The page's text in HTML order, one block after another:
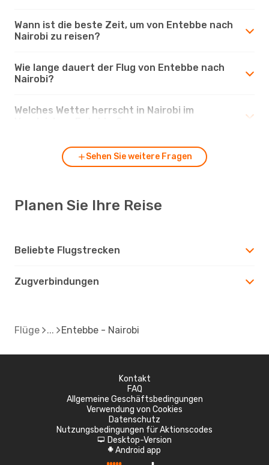
Wann ist die beste Zeit, um von Entebbe nach
Nairobi zu reisen?
Wie lange dauert der Flug von Entebbe nach
Nairobi?
Welches Wetter herrscht in Nairobi im
Sehen Sie weitere Fragen
Planen Sie Ihre Reise
Beliebte Flugstrecken
Zugverbindungen
Flüge Entebbe - Nairobi
Kontakt
FAQ
Allgemeine Geschäftsbedingungen
Verwendung von Cookies
Datenschutz
Nutzungsbedingungen für Aktionscodes
d Desktop-Version
A Android app